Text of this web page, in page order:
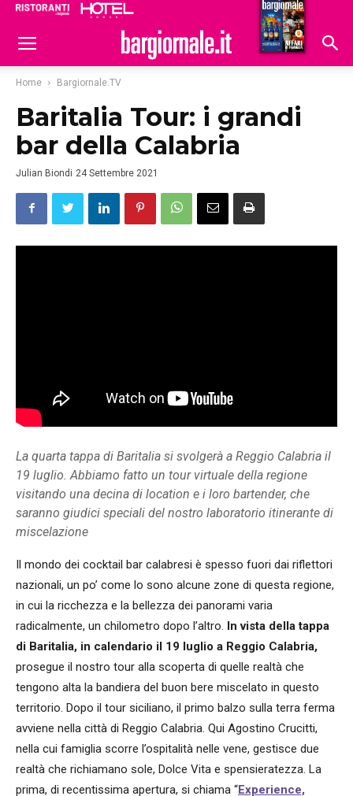
Hoteldomani
Home Bargiornale.TV
Baritalia Tour: i grandi
bar della Calabria
Julian Biondi 24 Settembre 2021
La quarta tappa di Baritalia si svolgerà a Reggio Calabria il
19 luglio. Abbiamo fatto un tour virtuale della regione
visitando una decina di location e i loro bartender, che
saranno giudici speciali del nostro laboratorio itinerante di
miscelazione
Il mondo dei cocktail bar calabresi è spesso fuori dai riflettori
nazionali, un po’ come lo sono alcune zone di questa regione,
in cui la ricchezza e la bellezza dei panorami varia
radicalmente, un chilometro dopo l’altro. In vista della tappa
di Baritalia, in calendario il 19 luglio a Reggio Calabria,
prosegue il nostro tour alla scoperta di quelle realtà che
tengono alta la bandiera del buon bere miscelato in questo
territorio. Dopo il tour siciliano, il primo balzo sulla terra ferma
avviene nella città di Reggio Calabria. Qui Agostino Crucitti,
nella cui famiglia scorre l’ospitalità nelle vene, gestisce due
realtà che richiamano sole, Dolce Vita e spensieratezza. La
prima, di recentissima apertura, si chiama “Experience,